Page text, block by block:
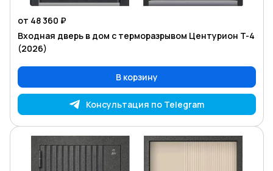
от 48 360 ₽
Входная дверь в дом с терморазрывом Центурион T-4
(2026)
В корзину
Консультация по Telegram